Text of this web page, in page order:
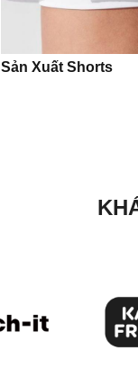
Sản Xuất Shorts